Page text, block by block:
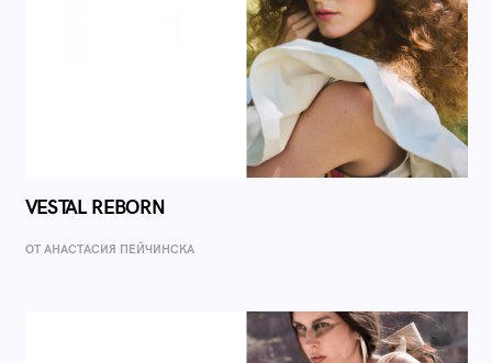
VESTAL REBORN
ОТ AНАСТАСИЯ ПЕЙЧИНСКА